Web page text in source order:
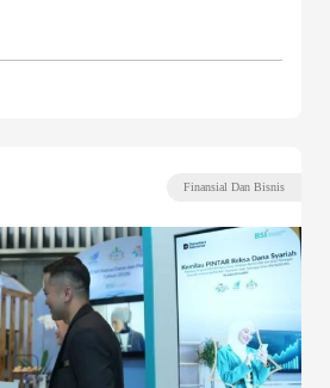
Finansial Dan Bisnis